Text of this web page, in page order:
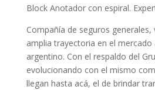
Block Anotador con espiral.
Compañía de seguros generales,
amplia trayectoria en el mercado
argentino. Con el respaldo del
evolucionando con el mismo
llegan hasta acá, el de brindar